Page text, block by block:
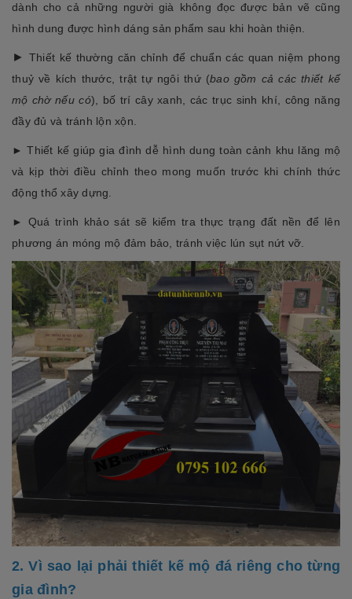
dành cho cả những người già không đọc được bản vẽ cũng
hình dung được hình dáng sản phẩm sau khi hoàn thiện.
► Thiết kế thường căn chỉnh để chuẩn các quan niệm phong
thuỷ về kích thước, trật tự ngôi thứ (bao gồm cả các thiết kế
mộ chờ nếu có), bố trí cây xanh, các trục sinh khí, công năng
đầy đủ và tránh lộn xộn.
► Thiết kế giúp gia đình dễ hình dung toàn cảnh khu lăng mộ
và kịp thời điều chỉnh theo mong muốn trước khi chính thức
động thổ xây dựng.
► Quá trình khảo sát sẽ kiểm tra thực trạng đất nền để lên
phương án móng mộ đảm bảo, tránh việc lún sụt nứt vỡ.
2. Vì sao lại phải thiết kế mộ đá riêng cho từng
gia đình?